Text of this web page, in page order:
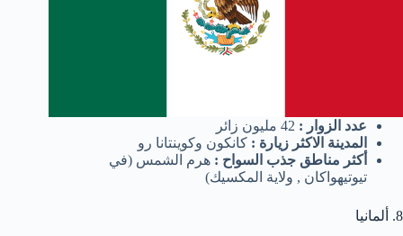
عدد الزوار :
المدينة الاكثر زيارة : كانكون وكوينتانا رو
أكثر مناطق جذب السواح : هرم الشمس (في
تيوتيهواكان , ولاية المكسيك)
8. ألمانيا